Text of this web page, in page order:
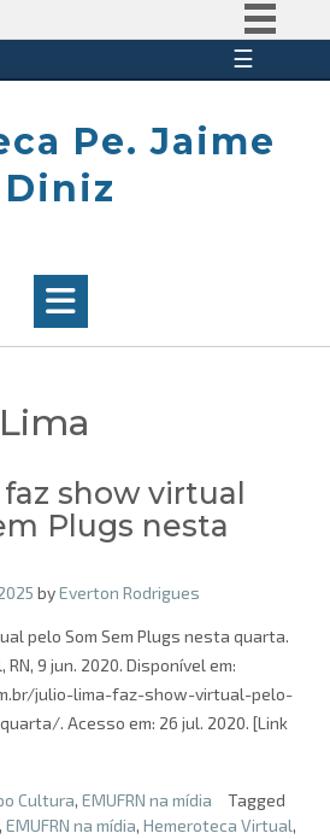
Participe
☰
Pe. Jaime
Diniz
show virtual
Plugs nesta
byEverton Rodrigues
pelo Som Sem Plugs nesta quarta.
9 jun. 2020. Disponível em:
julio-lima-faz-show-virtual-pelo-
. Acesso em: 26 jul. 2020. [Link
Cultura, EMUFRN na mídia
Tagged
, EMUFRN na mídia, Hemeroteca Virtual,